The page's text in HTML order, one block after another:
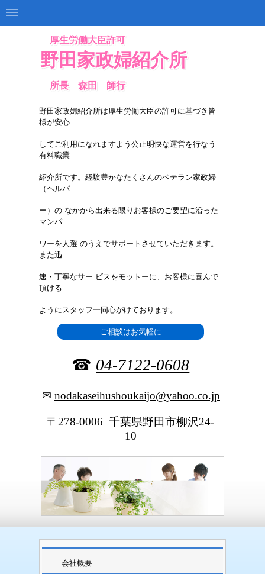
厚生労働大臣許可
野田家政婦紹介所
所長 森田 師行
野田家政婦紹介所は厚生労働大臣の許可に基づき皆
様が安心
してご利用になれますよう公正明快な運営を行なう
有料職業
紹介所です。経験豊かなたくさんのベテラン家政婦
（ヘルパ
ー）の なかから出来る限りお客様のご要望に沿った
マンパ
ワーを人選 のうえでサポートさせていただきます。
また迅
速・丁寧なサー ビスをモットーに、お客様に喜んで
頂ける
ようにスタッフ一同心がけております。
ご相談はお気軽に
☎ 04-7122-0608
✉ nodakaseihushoukaijo@yahoo.co.jp
〒278-0006 千葉県野田市柳沢24-
10
会社概要